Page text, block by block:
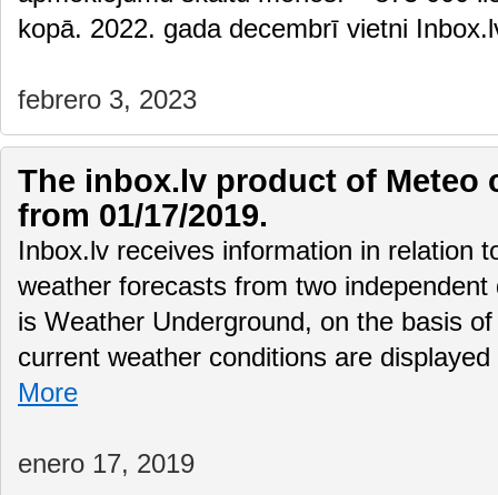
kopā. 2022. gada decembrī vietni
febrero 3, 2023
The inbox.lv product of Meteo
from 01/17/2019.
Inbox.lv receives information in relation
weather forecasts from two
is Weather Underground, on the basis
current weather conditions are
More
enero 17, 2019